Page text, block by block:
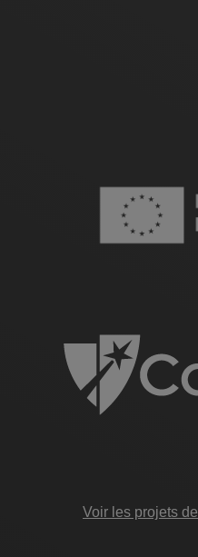
Image
Voir les projets